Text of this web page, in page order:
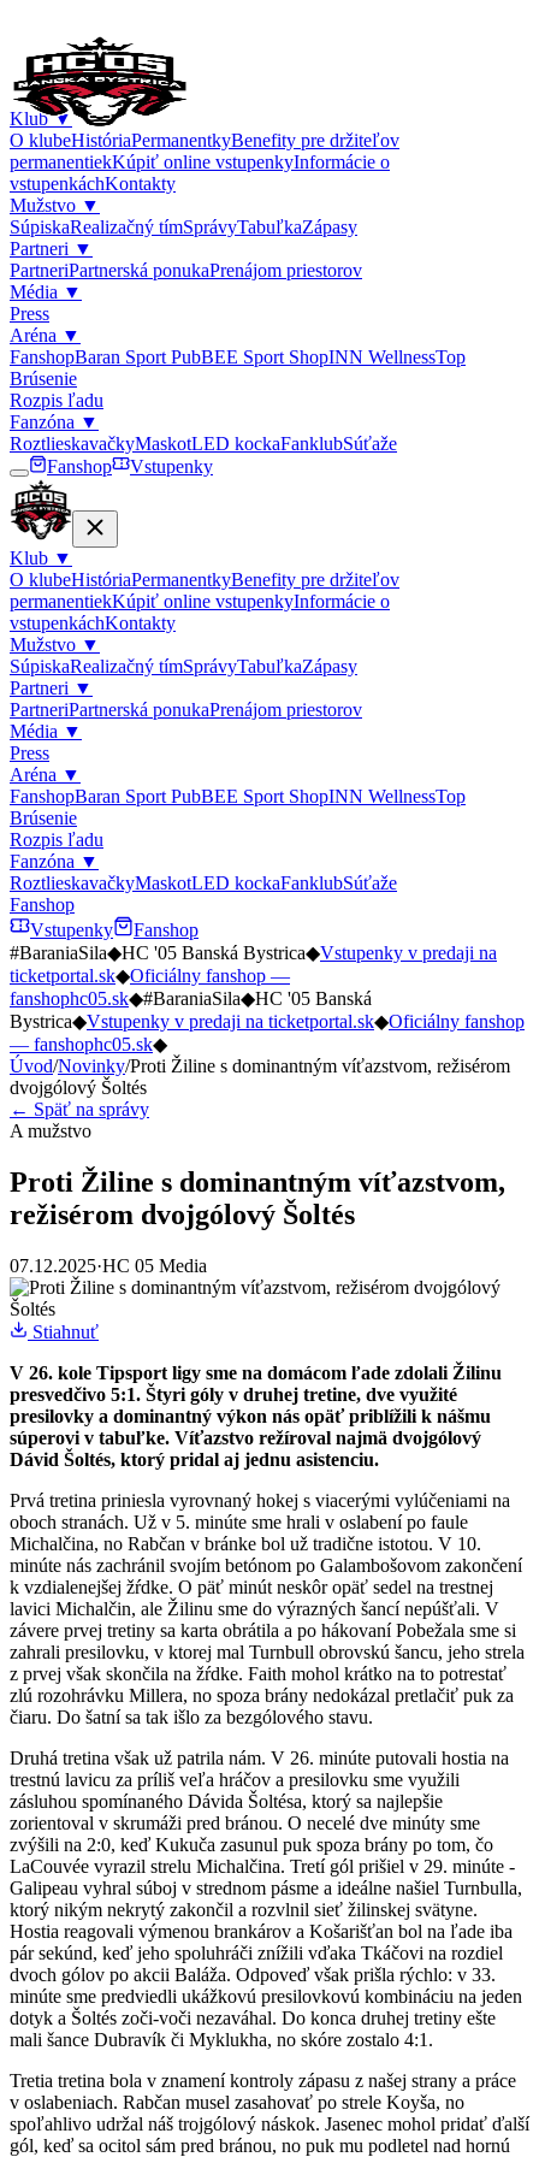
Klub▼
O klubeHistóriaPermanentkyBenefity pre držiteľov
permanentiekKúpiť online vstupenkyInformácie o
vstupenkáchKontakty
Mužstvo ▼
SúpiskaRealizačný tímSprávyTabuľkaZápasy
Partneri ▼
PartneriPartnerská ponukaPrenájom priestorov
Média ▼
Press
Aréna ▼
FanshopBaran Sport PubBEE Sport ShopINN WellnessTop
Brúsenie
Rozpis ľadu
Fanzóna ▼
RoztlieskavačkyMaskotLED kockaFanklubSúťaže
Fanshop
Vstupenky
Klub ▼
O klubeHistóriaPermanentkyBenefity pre držiteľov
permanentiekKúpiť online vstupenkyInformácie o
vstupenkáchKontakty
Mužstvo ▼
SúpiskaRealizačný tímSprávyTabuľkaZápasy
Partneri ▼
PartneriPartnerská ponukaPrenájom priestorov
Média ▼
Press
Aréna ▼
FanshopBaran Sport PubBEE Sport ShopINN WellnessTop
Brúsenie
Rozpis ľadu
Fanzóna ▼
RoztlieskavačkyMaskotLED kockaFanklubSúťaže
Fanshop
Vstupenky
Fanshop
#BaraniaSila◆HC '05 Banská Bystrica◆Vstupenky v predaji na
ticketportal.sk◆Oficiálny fanshop —
fanshophc05.sk◆#BaraniaSila◆HC '05 Banská
Bystrica◆Vstupenky v predaji na ticketportal.sk◆Oficiálny fanshop
— fanshophc05.sk◆
Úvod/Novinky/Proti Žiline s dominantným víťazstvom, režisérom
dvojgólový Šoltés
← Späť na správy
A mužstvo
Proti Žiline s dominantným víťazstvom,
režisérom dvojgólový Šoltés
07.12.2025·HC 05 Media
Stiahnuť
V 26. kole Tipsport ligy sme na domácom ľade zdolali Žilinu
presvedčivo 5:1. Štyri góly v druhej tretine, dve využité
presilovky a dominantný výkon nás opäť priblížili k nášmu
súperovi v tabuľke. Víťazstvo režíroval najmä dvojgólový
Dávid Šoltés, ktorý pridal aj jednu asistenciu.
Prvá tretina priniesla vyrovnaný hokej s viacerými vylúčeniami na
oboch stranách. Už v 5. minúte sme hrali v oslabení po faule
Michalčina, no Rabčan v bránke bol už tradične istotou. V 10.
minúte nás zachránil svojím betónom po Galambošovom zakončení
k vzdialenejšej žŕdke. O päť minút neskôr opäť sedel na trestnej
lavici Michalčin, ale Žilinu sme do výrazných šancí nepúšťali. V
závere prvej tretiny sa karta obrátila a po hákovaní Pobežala sme si
zahrali presilovku, v ktorej mal Turnbull obrovskú šancu, jeho strela
z prvej však skončila na žŕdke. Faith mohol krátko na to potrestať
zlú rozohrávku Millera, no spoza brány nedokázal pretlačiť puk za
čiaru. Do šatní sa tak išlo za bezgólového stavu.
Druhá tretina však už patrila nám. V 26. minúte putovali hostia na
trestnú lavicu za príliš veľa hráčov a presilovku sme využili
zásluhou spomínaného Dávida Šoltésa, ktorý sa najlepšie
zorientoval v skrumáži pred bránou. O necelé dve minúty sme
zvýšili na 2:0, keď Kukuča zasunul puk spoza brány po tom, čo
LaCouvée vyrazil strelu Michalčina. Tretí gól prišiel v 29. minúte -
Galipeau vyhral súboj v strednom pásme a ideálne našiel Turnbulla,
ktorý nikým nekrytý zakončil a rozvlnil sieť žilinskej svätyne.
Hostia reagovali výmenou brankárov a Košarišťan bol na ľade iba
pár sekúnd, keď jeho spoluhráči znížili vďaka Tkáčovi na rozdiel
dvoch gólov po akcii Baláža. Odpoveď však prišla rýchlo: v 33.
minúte sme predviedli ukážkovú presilovkovú kombináciu na jeden
dotyk a Šoltés zoči-voči nezaváhal. Do konca druhej tretiny ešte
mali šance Dubravík či Myklukha, no skóre zostalo 4:1.
Tretia tretina bola v znamení kontroly zápasu z našej strany a práce
v oslabeniach. Rabčan musel zasahovať po strele Koyša, no
spoľahlivo udržal náš trojgólový náskok. Jasenec mohol pridať ďalší
gól, keď sa ocitol sám pred bránou, no puk mu podletel nad hornú